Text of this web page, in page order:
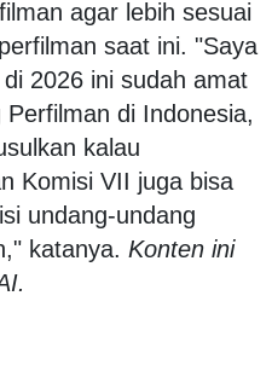
agar lebih sesuai
saat ini. "Saya
2026 ini sudah amat
di Indonesia,
kalau
Komisi VII juga bisa
undang-undang
katanya. Konten ini